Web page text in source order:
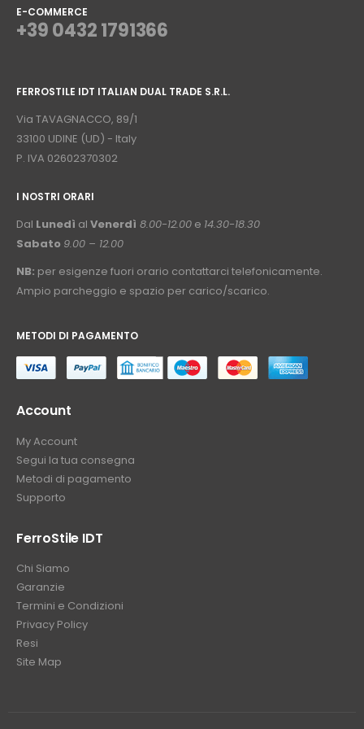
E-COMMERCE
+39 0432 1791366
FERROSTILE IDT ITALIAN DUAL TRADE S.R.L.
Via TAVAGNACCO, 89/1
33100 UDINE (UD) - Italy
P. IVA 02602370302
I NOSTRI ORARI
Dal Lunedì al Venerdì 8.00-12.00 e 14.30-18.30
Sabato 9.00 – 12.00
NB: per esigenze fuori orario contattarci telefonicamente.
Ampio parcheggio e spazio per carico/scarico.
METODI DI PAGAMENTO
Account
My Account
Segui la tua consegna
Metodi di pagamento
Supporto
FerroStile IDT
Chi Siamo
Garanzie
Termini e Condizioni
Privacy Policy
Resi
Site Map